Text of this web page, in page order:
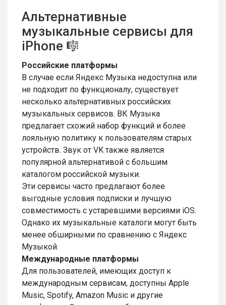
Альтернативные
музыкальные сервисы для
iPhone 🎼
Российские платформы
В случае если Яндекс Музыка недоступна или
не подходит по функционалу, существует
несколько альтернативных российских
музыкальных сервисов. ВК Музыка
предлагает схожий набор функций и более
лояльную политику к пользователям старых
устройств. Звук от VK также является
популярной альтернативой с большим
каталогом российской музыки.
Эти сервисы часто предлагают более
выгодные условия подписки и лучшую
совместимость с устаревшими версиями iOS.
Однако их музыкальные каталоги могут быть
менее обширными по сравнению с Яндекс
Музыкой.
Международные платформы
Для пользователей, имеющих доступ к
международным сервисам, доступны Apple
Music, Spotify, Amazon Music и другие